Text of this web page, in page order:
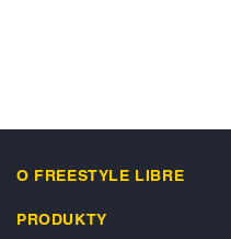
O FREESTYLE LIBRE
PRODUKTY